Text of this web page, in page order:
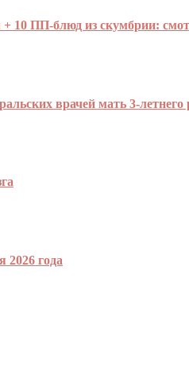
10 ПП-блюд из скумбрии:
врачей мать 3-летнего
2026 года